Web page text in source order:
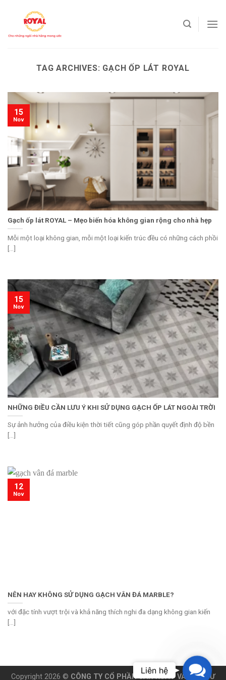
TAG ARCHIVES: GẠCH ỐP LÁT ROYAL
Gạch ốp lát ROYAL – Mẹo biến hóa không gian rộng cho nhà hẹp
Mỗi một loại không gian, mỗi một loại kiến trúc đều có những cách phồi
[...]
15
Nov
NHỮNG ĐIỀU CẦN LƯU Ý KHI SỬ DỤNG GẠCH ỐP LÁT NGOÀI TRỜI
Sự ảnh hưởng của điều kiện thời tiết cũng góp phần quyết định độ bền
[...]
15
Nov
NÊN HAY KHÔNG SỬ DỤNG GẠCH VÂN ĐÁ MARBLE?
với đặc tính vượt trội và khả năng thích nghi đa dạng không gian kiến
[...]
12
Nov
Copyright 2026 © CÔNG TY CỔ PHẦN SẢN XUẤT VÀ ĐẦU TƯ